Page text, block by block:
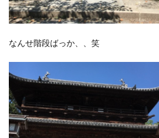
なんせ階段ばっか、、笑